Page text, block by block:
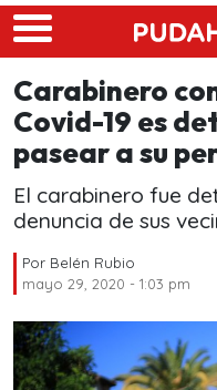
Skip to main content
Carabinero
Covid-19 es
pasear a su
El carabinero fue
denuncia de sus
Por Belén Rubio
mayo 29, 2020 - 1:03 pm